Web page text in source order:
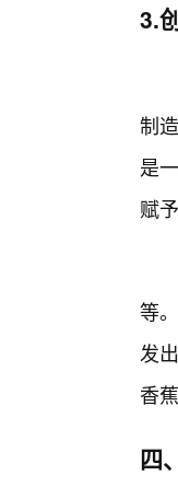
3.
制
是
赋
等
发
香
四